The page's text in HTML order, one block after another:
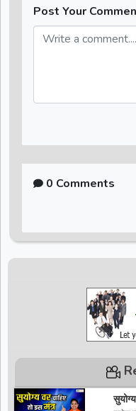
Post Your
0 Comments